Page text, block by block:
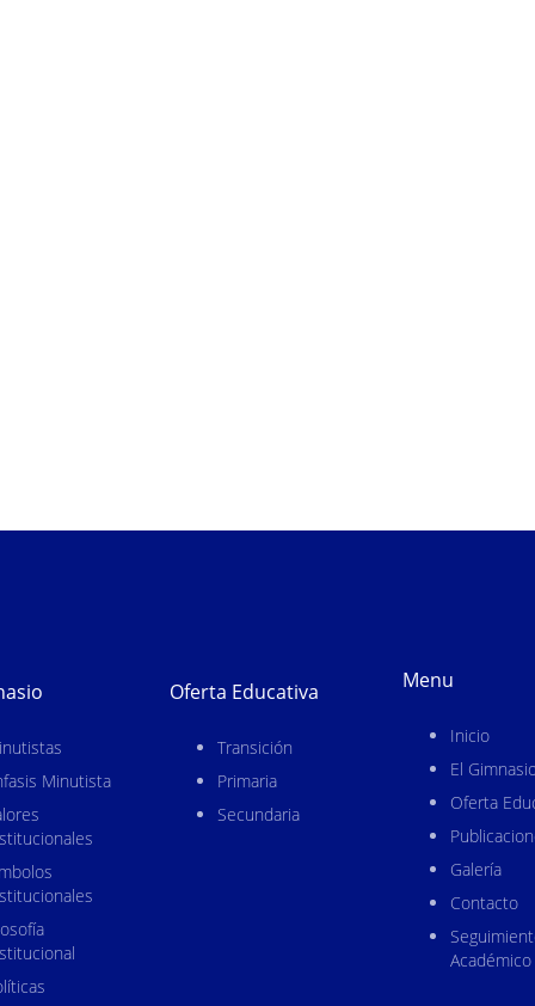
Minutista
Oferta Educativa
Transición
Primaria
Secundaria
Menu
Inicio
El
Oferta
Galería
Contacto
Académico